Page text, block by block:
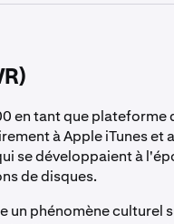
en tant que plateforme
à Apple iTunes et
se développaient à
de disques.
un phénomène culturel